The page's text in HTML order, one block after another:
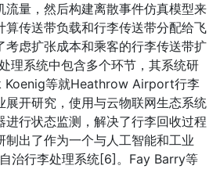
流量，然后构建离散事件仿真模型来
算传送带负载和行李传送带分配给飞
考虑扩张成本和乘客的行李传送带扩
理系统中包含多个环节，其系统研
Koenig等就Heathrow Airport行李
展开研究，使用与云物联网生态系统
进行状态监测，解决了行李回收过程
制出了作为一个与人工智能和工业
治行李处理系统[6]。Fay Barry等